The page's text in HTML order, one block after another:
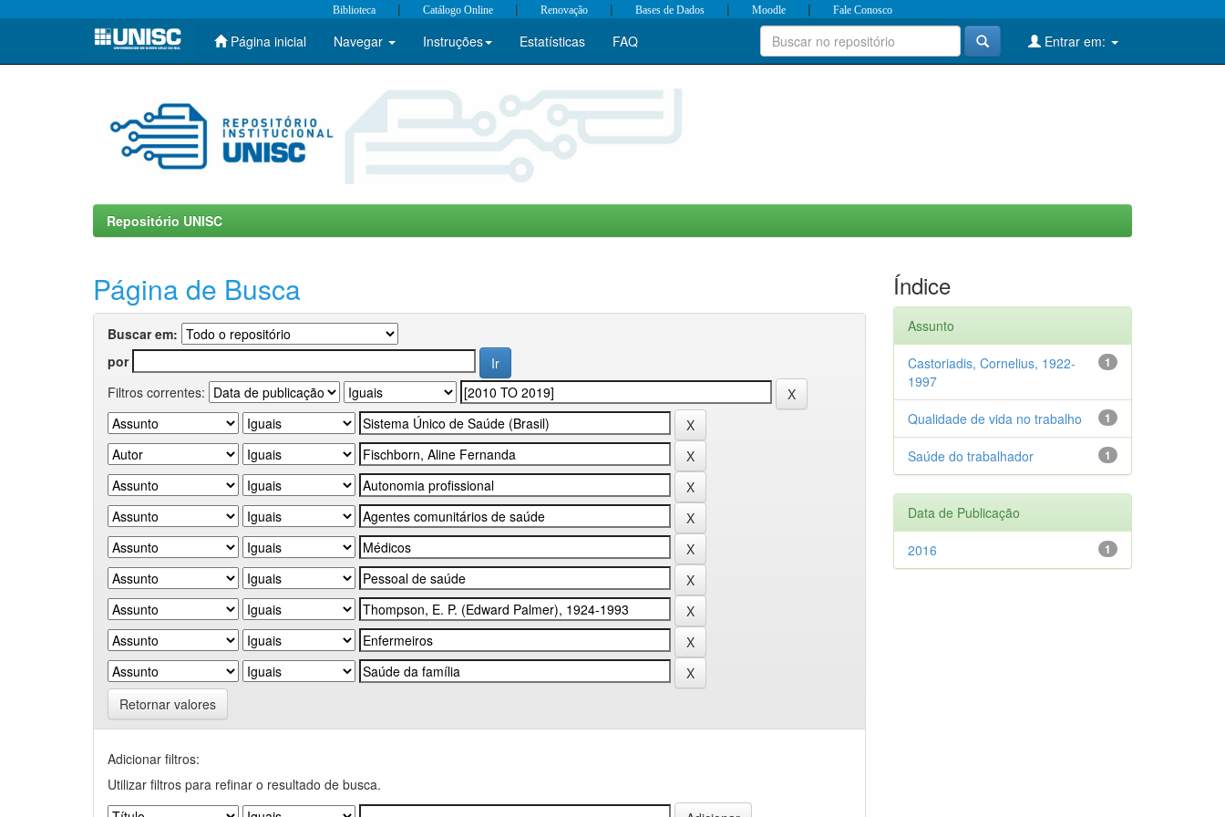
Skip
Biblioteca | Catálogo Online | Renovação | Bases de Dados | Moodle | Fale Conosco
Página inicial Navegar Instruções Estatísticas FAQ Entrar em:
Repositório UNISC
Página de Busca
Buscar em:
por
Filtros correntes:
Retornar valores
Adicionar filtros:
Utilizar filtros para refinar o resultado de busca.
Índice
Assunto
1
Castoriadis, Cornelius, 1922-
1997
1
Qualidade de vida no trabalho
1
Saúde do trabalhador
Data de Publicação
1
2016